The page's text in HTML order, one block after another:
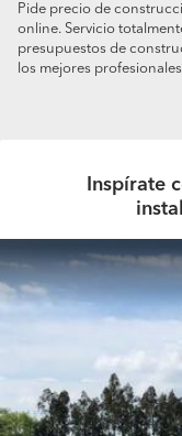
Pide precio de
online. Servicio
presupuestos de
los mejores
Inspírate